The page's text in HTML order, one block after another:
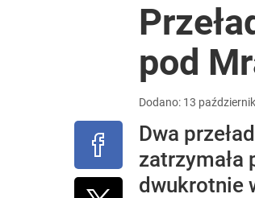
Tego sondażu premier nie
pod
Dodano: 13
Dwa
zatrzymała
dwukrotnie